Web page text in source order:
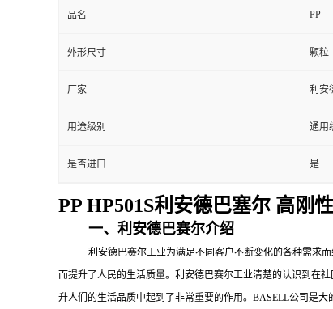
品名 PP
外形尺寸 颗粒
厂家 利安
用途级别 通用
是否进口 是
PP HP501S利安德巴塞尔 高刚
一、利安德巴赛尔介绍
利安德巴赛尔工业为满足不同客户不断变化的各种需求
而提升了人民的生活质量。利安德巴赛尔工业清楚的认识到在社
升人们的生活品质中起到了非常重要的作用。 BASELL公司是大